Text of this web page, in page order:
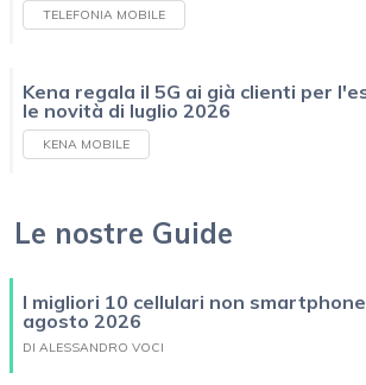
TELEFONIA MOBILE
Kena regala il 5G ai già clienti per
le novità di luglio 2026
KENA MOBILE
Le nostre Guide
I migliori 10 cellulari non
agosto 2026
DI ALESSANDRO VOCI